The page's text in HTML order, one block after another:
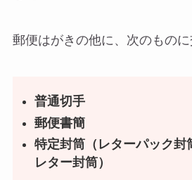
郵便はがきの他に、次のものに
普通切手
郵便書簡
特定封筒（レターパック封
レター封筒）